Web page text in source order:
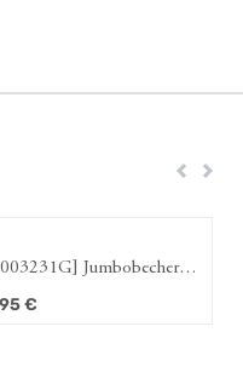
Zurück
Jumbobecher
"Anker", hellblau,
€